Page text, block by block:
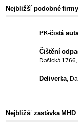
Nejbližší podobné
PK-čistá
Čištění
Dašická
Deliverka,
Nejbližší zastávka MHD